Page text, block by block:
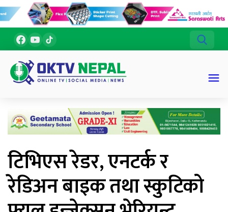
टिभिएस रेडर, एनटर्क र
रेडिअन बाइक तथा स्कुटिको